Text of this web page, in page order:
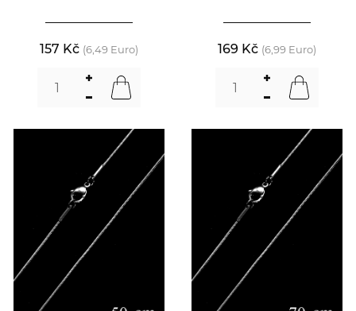
157 Kč (6,49 Euro) 169 Kč (6,99 Euro)